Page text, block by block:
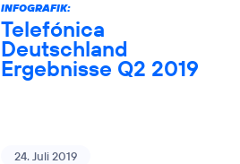
INFOGRAFIK:
Telefónica
Deutschland
Ergebnisse Q2 2019
24. Juli 2019